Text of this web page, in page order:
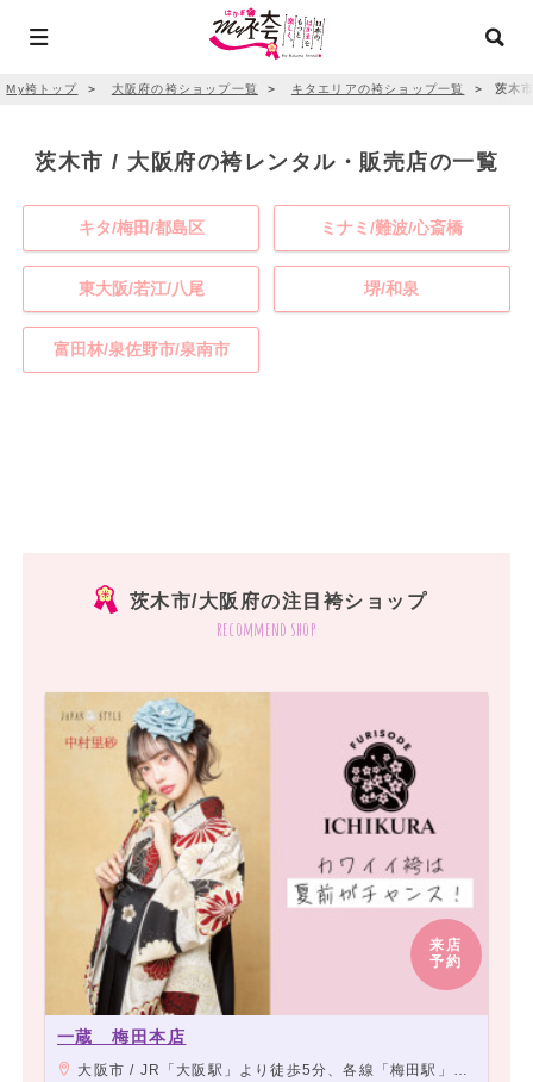
My袴トップ ＞ 大阪府の袴ショップ一覧 ＞ キタエリアの袴ショップ一覧 ＞ 茨木
茨木市 / 大阪府の袴レンタル・販売店の一覧
キタ/梅田/都島区 ミナミ/難波/心斎橋
東大阪/若江/八尾 堺/和泉
富田林/泉佐野市/泉南市
茨木市/大阪府の注目袴ショップ
recommend shop
来店
予約
一蔵 梅田本店
大阪市 / JR「大阪駅」より徒歩5分、各線「梅田駅」直結